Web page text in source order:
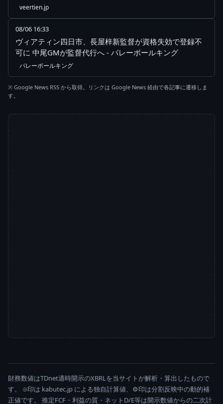
veertien.jp
08/06 16:33
ヴィアティン四日市、長屋梓新監督が資格失効で登録不
可に 中尾GMが監督代行へ - バレーボールキング
バレーボールキング
※ Google News RSS から取得。リンクは Google News 経由で各記事に遷移しま
す。
財務数値はTDnet適時開示のXBRLを当サイトが解析・算出したもので
す。 ⊙印は kabutec.jp による独自計算値、⚙印は分割反映中の動的補
正値です。 推定FCF・利益の質・ネットD/E等は開示数値からの二次計